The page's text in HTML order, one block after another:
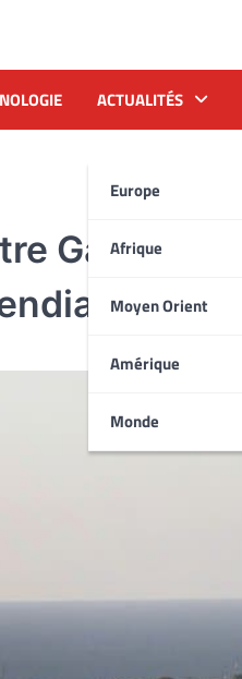
ACTUALITÉS
Europe
Afrique
Moyen Orient
Amérique
Monde
Gaza en